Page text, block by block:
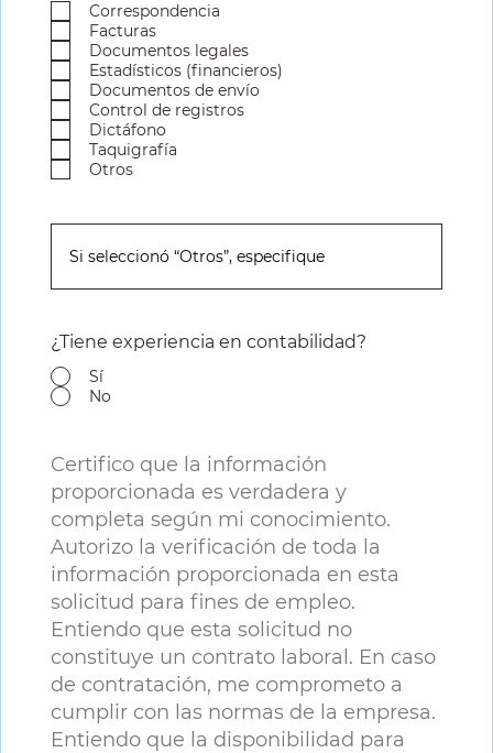
Correspondencia
Facturas
Documentos legales
Estadísticos (financieros)
Documentos de envío
Control de registros
Dictáfono
Taquigrafía
Otros
¿Tiene experiencia en contabilidad?
Sí
No
Certifico que la información
proporcionada es verdadera y
completa según mi conocimiento.
Autorizo la verificación de toda la
información proporcionada en esta
solicitud para fines de empleo.
Entiendo que esta solicitud no
constituye un contrato laboral. En caso
de contratación, me comprometo a
cumplir con las normas de la empresa.
Entiendo que la disponibilidad para